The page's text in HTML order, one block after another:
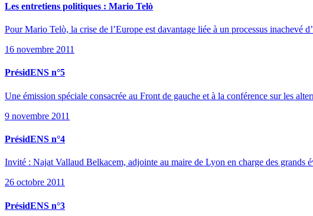
Les entretiens politiques : Mario Telò
Pour Mario Telò, la crise de l’Europe est davantage liée à un processus inachevé
16 novembre 2011
PrésidENS n°5
Une émission spéciale consacrée au Front de gauche et à la conférence sur les
9 novembre 2011
PrésidENS n°4
Invité : Najat Vallaud Belkacem, adjointe au maire de Lyon en charge des grands
26 octobre 2011
PrésidENS n°3